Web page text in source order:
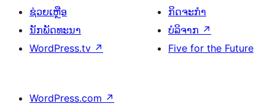
ຊ່ວຍເຫຼືອ
ນັກພັດທະນາ
WordPress.tv ↗
ກິດຈະກຳ
ບໍລິຈາກ ↗
Five for the Future
WordPress.com ↗